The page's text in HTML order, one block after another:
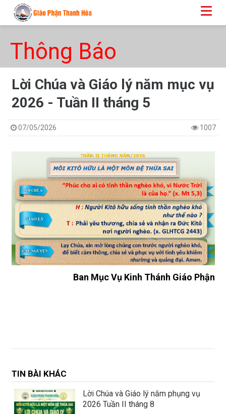
Thông Báo
Lời Chúa và Giáo lý năm mục vụ
2026 - Tuần II tháng 5
07/05/2026 1007
Ban Mục Vụ Kinh Thánh Giáo Phận
TIN BÀI KHÁC
Lời Chúa và Giáo lý năm phụng vụ
2026 Tuần II tháng 8